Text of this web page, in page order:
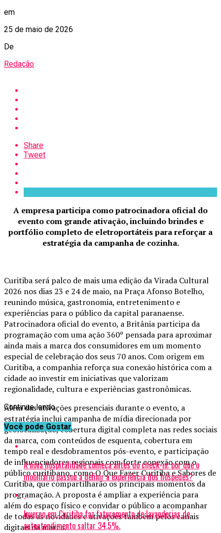
em
25 de maio de 2026
De
Redação
Share
Tweet
A empresa participa como patrocinadora oficial do
evento com grande ativação, incluindo brindes e
portfólio completo de eletroportáteis para reforçar a
estratégia da campanha de cozinha.
Curitiba será palco de mais uma edição da Virada Cultural
2026 nos dias 23 e 24 de maio, na Praça Afonso Botelho,
reunindo música, gastronomia, entretenimento e
experiências para o público da capital paranaense.
Patrocinadora oficial do evento, a Britânia participa da
programação com uma ação 360º pensada para aproximar
ainda mais a marca dos consumidores em um momento
especial de celebração dos seus 70 anos. Com origem em
Curitiba, a companhia reforça sua conexão histórica com a
cidade ao investir em iniciativas que valorizam
regionalidade, cultura e experiências gastronômicas.
Além das ativações presenciais durante o evento, a
estratégia inclui campanha de mídia direcionada por
geolocalização, cobertura digital completa nas redes sociais
da marca, com conteúdos de esquenta, cobertura em
tempo real e desdobramentos pós-evento, e participação
de influenciadores regionais com forte conexão com o
público curitibano, como O Que Fazer Curitiba e Sabores de
Curitiba, que compartilharão os principais momentos da
programação. A proposta é ampliar a experiência para
além do espaço físico e convidar o público a acompanhar
de todas as novidades e ativações também pelos canais
digitais da marca.
Continue lendo
Você pode Gostar
A nova hospitalidade começa antes do check-in: por que o
mobiliário passou a definir a experiência dos hóspedes?
Inverno em Curitiba faz faturamento de lavanderias de
autoatendimento saltar 34,5%.